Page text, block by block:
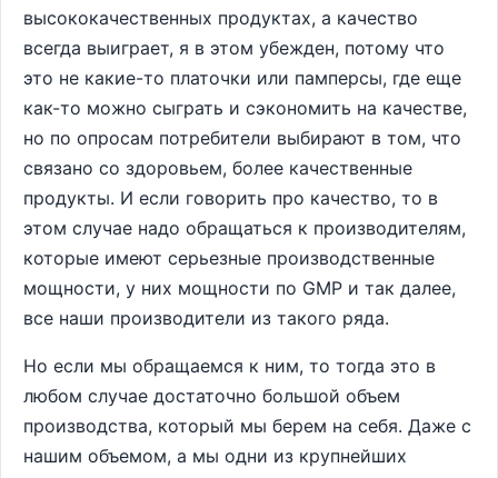
высококачественных продуктах, а качество
всегда выиграет, я в этом убежден, потому что
это не какие-то платочки или памперсы, где еще
как-то можно сыграть и сэкономить на качестве,
но по опросам потребители выбирают в том, что
связано со здоровьем, более качественные
продукты. И если говорить про качество, то в
этом случае надо обращаться к производителям,
которые имеют серьезные производственные
мощности, у них мощности по GMP и так далее,
все наши производители из такого ряда.
Но если мы обращаемся к ним, то тогда это в
любом случае достаточно большой объем
производства, который мы берем на себя. Даже с
нашим объемом, а мы одни из крупнейших